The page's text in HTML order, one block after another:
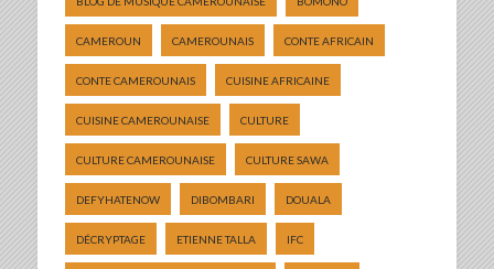
CAMEROUN CAMEROUNAIS CONTE AFRICAIN
CONTE CAMEROUNAIS CUISINE AFRICAINE
CUISINE CAMEROUNAISE CULTURE
CULTURE CAMEROUNAISE CULTURE SAWA
DEFYHATENOW DIBOMBARI DOUALA
DÉCRYPTAGE ETIENNE TALLA IFC